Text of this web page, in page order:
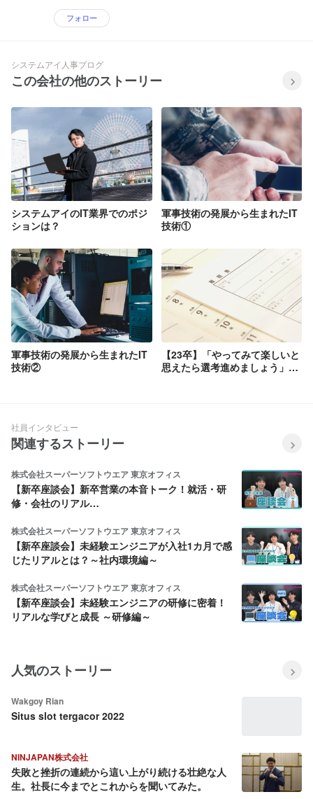
フォロー
システムアイ人事ブログ
この会社の他のストーリー
システムアイのIT業界でのポジ
ションは？
軍事技術の発展から生まれたIT
技術①
軍事技術の発展から生まれたIT
技術②
【23卒】「やってみて楽しいと
思えたら選考進めましょう」合
社員インタビュー
関連するストーリー
株式会社スーパーソフトウエア 東京オフィス
【新卒座談会】新卒営業の本音トーク！就活・研
修・会社のリアル…
株式会社スーパーソフトウエア 東京オフィス
【新卒座談会】未経験エンジニアが入社1カ月で感
じたリアルとは？～社内環境編～
株式会社スーパーソフトウエア 東京オフィス
【新卒座談会】未経験エンジニアの研修に密着！
リアルな学びと成長 ～研修編～
人気のストーリー
Wakgoy Rian
Situs slot tergacor 2022
NINJAPAN株式会社
失敗と挫折の連続から這い上がり続ける壮絶な人
生。社長に今までとこれからを聞いてみた。